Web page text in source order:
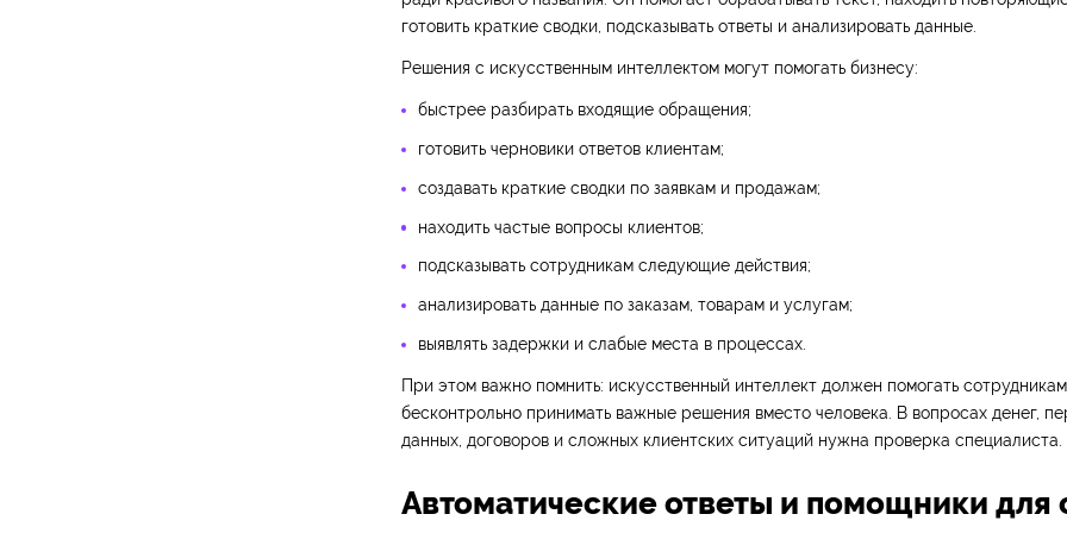
готовить краткие сводки, подсказывать ответы и анализировать данные.
Решения с искусственным интеллектом могут помогать бизнесу:
быстрее разбирать входящие обращения;
готовить черновики ответов клиентам;
создавать краткие сводки по заявкам и продажам;
находить частые вопросы клиентов;
подсказывать сотрудникам следующие действия;
анализировать данные по заказам, товарам и услугам;
выявлять задержки и слабые места в процессах.
При этом важно помнить: искусственный интеллект должен помогать
бесконтрольно принимать важные решения вместо человека. В вопросах денег,
данных, договоров и сложных клиентских ситуаций нужна проверка специалиста.
Автоматические ответы и помощники для